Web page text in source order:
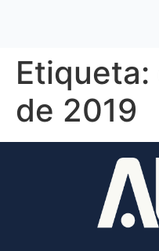
Etiqueta:
de 2019